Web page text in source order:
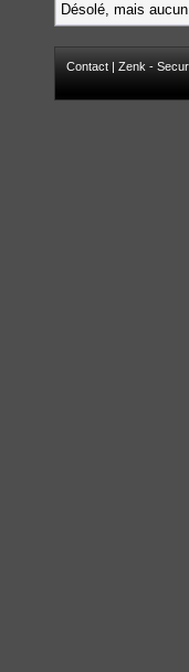
Désolé, mais
Contact | Zenk -